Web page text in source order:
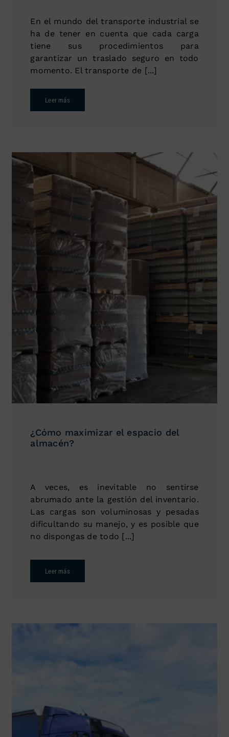
En el mundo del transporte industrial se
ha de tener en cuenta que cada carga
tiene sus procedimientos para
garantizar un traslado seguro en todo
momento. El transporte de [...]
Leer más
¿Cómo maximizar el espacio del
almacén?
A veces, es inevitable no sentirse
abrumado ante la gestión del inventario.
Las cargas son voluminosas y pesadas
dificultando su manejo, y es posible que
no dispongas de todo [...]
Leer más